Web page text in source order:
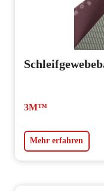
3M™
Mehr erfahren